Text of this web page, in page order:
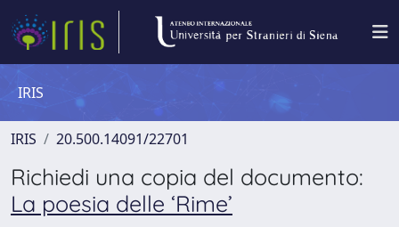
IRIS
IRIS 20.500.14091/22701
Richiedi una copia del documento:
La poesia delle ‘Rime’